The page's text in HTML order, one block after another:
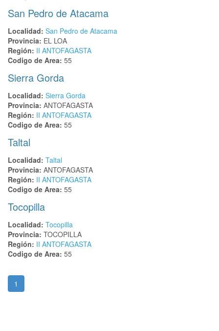
San Pedro de Atacama
Localidad: San Pedro de Atacama
Provincia: EL LOA
Región: II ANTOFAGASTA
Codigo de Area: 55
Sierra Gorda
Localidad: Sierra Gorda
Provincia: ANTOFAGASTA
Región: II ANTOFAGASTA
Codigo de Area: 55
Taltal
Localidad: Taltal
Provincia: ANTOFAGASTA
Región: II ANTOFAGASTA
Codigo de Area: 55
Tocopilla
Localidad: Tocopilla
Provincia: TOCOPILLA
Región: II ANTOFAGASTA
Codigo de Area: 55
1